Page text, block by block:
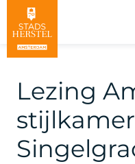
Lezing